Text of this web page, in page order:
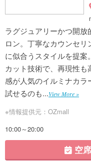
ラグジュアリーかつ開
ロン。丁寧なカウンセ
に似合うスタイルを提案
カット技術で、再現性
感が人気のイルミナカラ
試せるのも...View More »
※情報提供元：OZmall
10:00～20:00
空